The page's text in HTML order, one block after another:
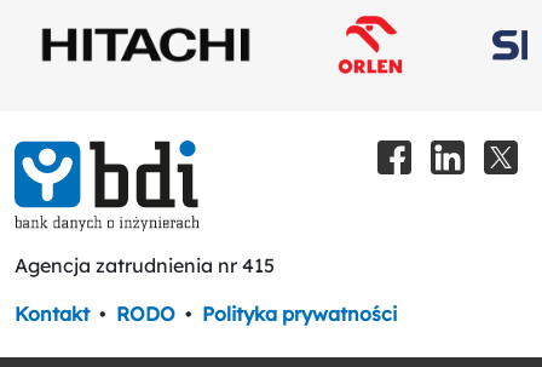
Agencja zatrudnienia nr 415
Kontakt • RODO • Polityka prywatności